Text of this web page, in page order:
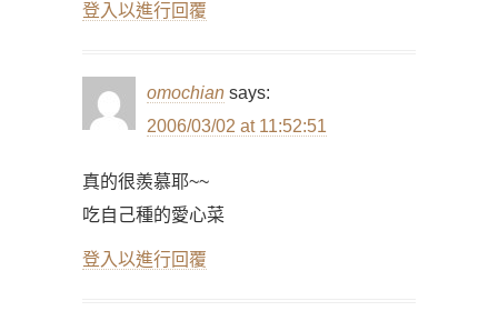
登入以進行回覆
omochian says:
2006/03/02 at 11:52:51
真的很羨慕耶~~
吃自己種的愛心菜
登入以進行回覆